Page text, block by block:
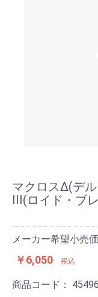
マクロスΔ(デ
III(ロイド・ブ
メーカー希望小売
￥6,050 税込
商品コード：